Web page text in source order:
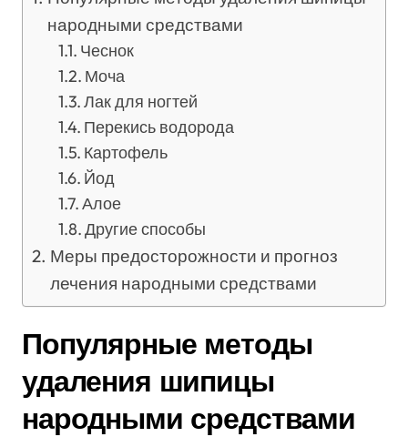
народными средствами
Чеснок
Моча
Лак для ногтей
Перекись водорода
Картофель
Йод
Алое
Другие способы
Меры предосторожности и прогноз
лечения народными средствами
Популярные методы
удаления шипицы
народными средствами